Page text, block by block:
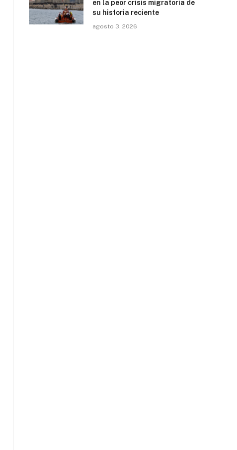
en la peor crisis migratoria de
su historia reciente
agosto 3, 2026